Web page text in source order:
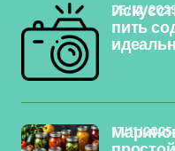
пить
05/12/
17/11/2025